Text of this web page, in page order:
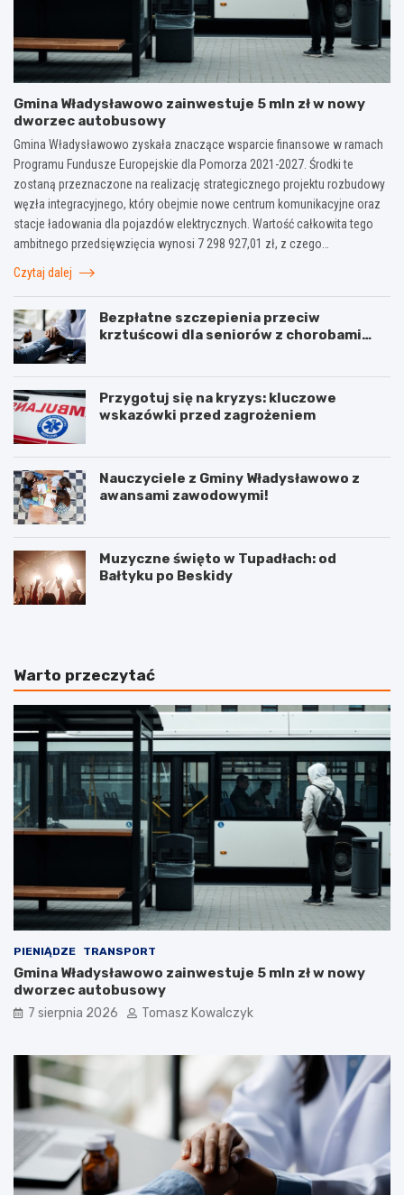
Gmina Władysławowo zainwestuje 5 mln zł w nowy
dworzec autobusowy
Gmina Władysławowo zyskała znaczące wsparcie finansowe w ramach
Programu Fundusze Europejskie dla Pomorza 2021-2027. Środki te
zostaną przeznaczone na realizację strategicznego projektu rozbudowy
węzła integracyjnego, który obejmie nowe centrum komunikacyjne oraz
stacje ładowania dla pojazdów elektrycznych. Wartość całkowita tego
ambitnego przedsięwzięcia wynosi 7 298 927,01 zł, z czego…
Czytaj dalej
Bezpłatne szczepienia przeciw
krztuścowi dla seniorów z chorobami
Przygotuj się na kryzys: kluczowe
wskazówki przed zagrożeniem
Nauczyciele z Gminy Władysławowo z
awansami zawodowymi!
Muzyczne święto w Tupadłach: od
Bałtyku po Beskidy
Warto przeczytać
PIENIĄDZE TRANSPORT
Gmina Władysławowo zainwestuje 5 mln zł w nowy
dworzec autobusowy
7 sierpnia 2026 Tomasz Kowalczyk